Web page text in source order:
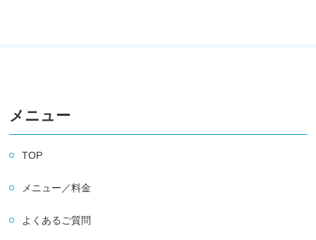
メニュー
TOP
メニュー／料金
よくあるご質問